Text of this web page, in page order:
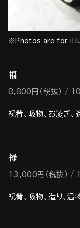
※Photos are for
福
8,800円（税抜）
祝肴、吸物、お凌ぎ、
禄
13,000円（税抜）
祝肴、吸物、造り、温